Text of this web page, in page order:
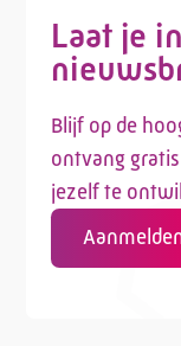
Laat je
Blijf op de
ontvang
jezelf te